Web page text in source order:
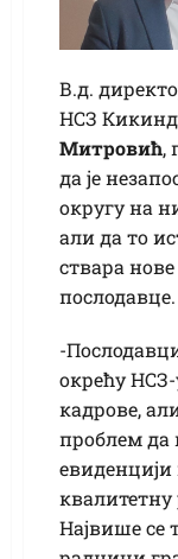
В.д.
НСЗ
Митровић,
да је
округу на
али да то
ствара
послодавце.
-
окрећу
кадрове,
проблем да
квалитетну
Највише се